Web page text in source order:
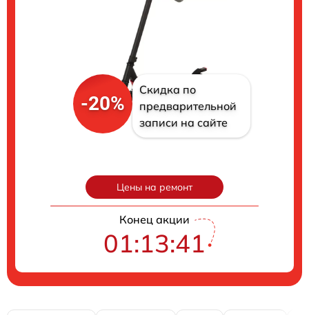
-20%
Скидка по
предварительной
записи на сайте
Цены на ремонт
Конец акции
01:13:40